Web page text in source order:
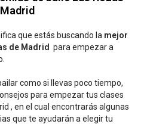
que estás buscando la mejor
de Madrid para empezar a
como si llevas poco tiempo,
para empezar tus clases
, en el cual encontrarás algunas
que te ayudarán a elegir tu